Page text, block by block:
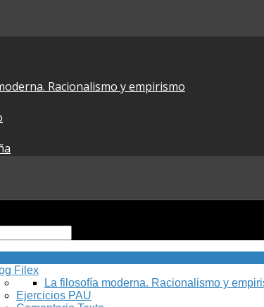
Racionalismo y empirismo
Filex
La filosofía moderna. Racionalismo y
Ejercicios PAU